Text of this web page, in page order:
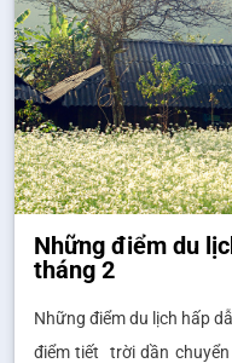
Những điểm du
tháng 2
Những điểm du lịch hấp
điểm tiết trời dần